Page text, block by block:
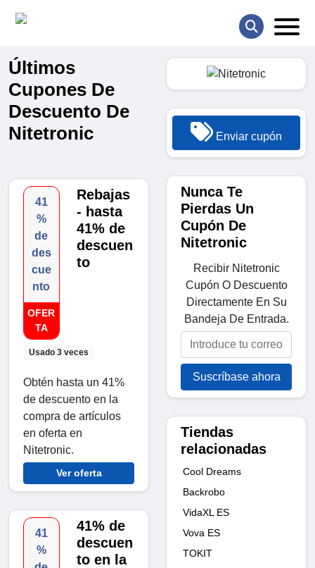
Últimos
Cupones De
Descuento De
Nitetronic
41
%
de
des
cue
nto
OFER
TA
Usado 3 veces
Rebajas
- hasta
41% de
descuen
to
Obtén hasta un 41%
de descuento en la
compra de artículos
en oferta en
Nitetronic.
Ver oferta
41
%
41% de
descuen
to en la
Enviar cupón
Nunca Te
Pierdas Un
Cupón De
Nitetronic
Recibir Nitetronic
Cupón O Descuento
Directamente En Su
Bandeja De Entrada.
Suscríbase ahora
Tiendas
relacionadas
Cool Dreams
Backrobo
VidaXL ES
Vova ES
TOKIT